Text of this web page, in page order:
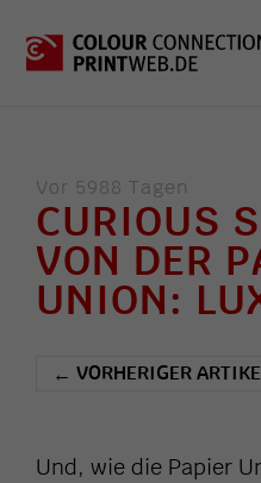
Vor 5988 Tagen
CURIOUS
VON DER
UNION:
← VORHERIGER
Und, wie die Papier